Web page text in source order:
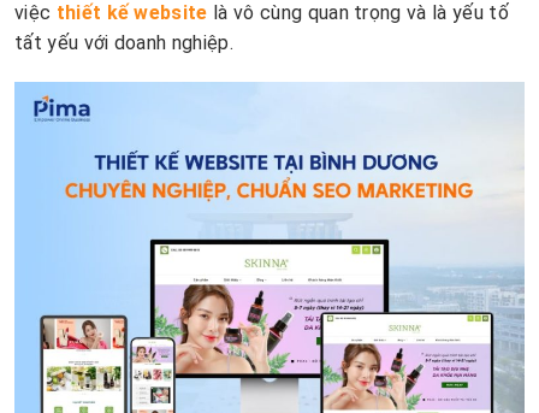
việc thiết kế website là vô cùng quan trọng và là yếu tố
tất yếu với doanh nghiệp.